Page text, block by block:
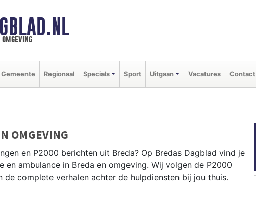
Gemeente Regionaal Specials Sport Uitgaan Vacatures Contact
OMGEVING
en P2000 berichten uit Breda? Op Bredas Dagblad vind je
en ambulance in Breda en omgeving. Wij volgen de P2000
de complete verhalen achter de hulpdiensten bij jou thuis.